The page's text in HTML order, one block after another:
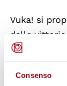
Consenso
Vuka! si
delle
nuove